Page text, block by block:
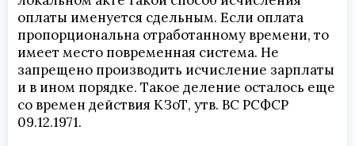
оплаты именуется сдельным. Если оплата
пропорциональна отработанному времени, то
имеет место повременная система. Не
запрещено производить исчисление зарплаты
и в ином порядке. Такое деление осталось еще
со времен действия КЗоТ, утв. ВС РСФСР
09.12.1971.